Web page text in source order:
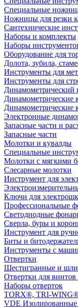
Специальные
Ножницы для резки
Сантехнические
Наборы и комплекты
Наборы
Оборудование для
Долота, зубила,
Инструменты для
Инструменты для
Динамометрический
Динамометрические
Динамометрические
Электронные
Запасные части и
Запасные части
Молотки и кувалды
Специальные
Молотки с мягкими
Слесарные молотки
Инструмент для
Ключи для
Профессиональные
Светодиодные
Сверла, буры и
Инструмент для
Биты и
Инструменты с
Отвертки
Шестигранные и
Отвертки для
Наборы отверток
TORX®, TRI-
VDE Изолированные